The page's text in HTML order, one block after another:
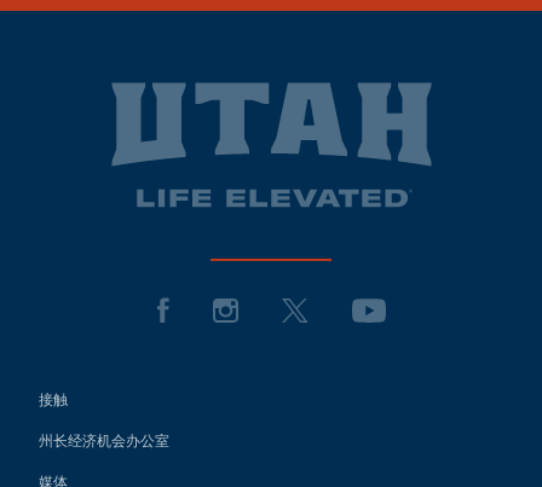
接触
州长经济机会办公室
媒体